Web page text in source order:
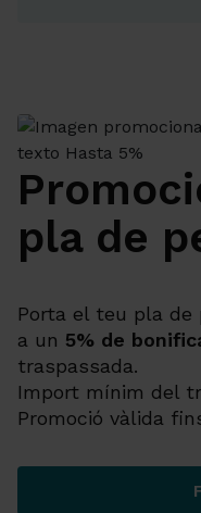
pla de
Porta el teu pla de
a un 5% de
traspassada.
Import mínim del
Promoció vàlida